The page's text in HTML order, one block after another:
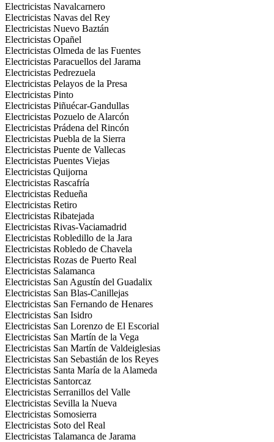
Electricistas Navalcarnero
Electricistas Navas del Rey
Electricistas Nuevo Baztán
Electricistas Opañel
Electricistas Olmeda de las Fuentes
Electricistas Paracuellos del Jarama
Electricistas Pedrezuela
Electricistas Pelayos de la Presa
Electricistas Pinto
Electricistas Piñuécar-Gandullas
Electricistas Pozuelo de Alarcón
Electricistas Prádena del Rincón
Electricistas Puebla de la Sierra
Electricistas Puente de Vallecas
Electricistas Puentes Viejas
Electricistas Quijorna
Electricistas Rascafría
Electricistas Redueña
Electricistas Retiro
Electricistas Ribatejada
Electricistas Rivas-Vaciamadrid
Electricistas Robledillo de la Jara
Electricistas Robledo de Chavela
Electricistas Rozas de Puerto Real
Electricistas Salamanca
Electricistas San Agustín del Guadalix
Electricistas San Blas-Canillejas
Electricistas San Fernando de Henares
Electricistas San Isidro
Electricistas San Lorenzo de El Escorial
Electricistas San Martín de la Vega
Electricistas San Martín de Valdeiglesias
Electricistas San Sebastián de los Reyes
Electricistas Santa María de la Alameda
Electricistas Santorcaz
Electricistas Serranillos del Valle
Electricistas Sevilla la Nueva
Electricistas Somosierra
Electricistas Soto del Real
Electricistas Talamanca de Jarama